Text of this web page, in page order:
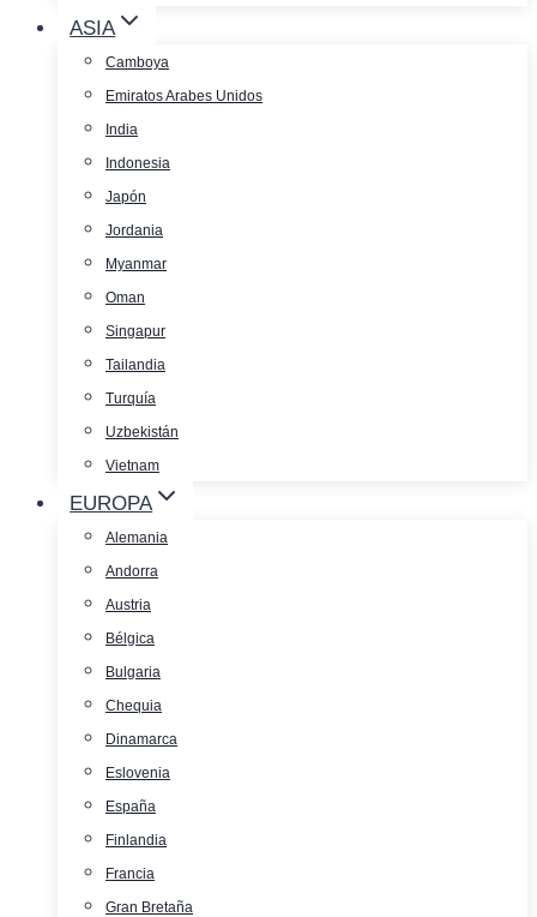
ASIA
Camboya
Emiratos Arabes Unidos
India
Indonesia
Japón
Jordania
Myanmar
Oman
Singapur
Tailandia
Turquía
Uzbekistán
Vietnam
EUROPA
Alemania
Andorra
Austria
Bélgica
Bulgaria
Chequia
Dinamarca
Eslovenia
España
Finlandia
Francia
Gran Bretaña